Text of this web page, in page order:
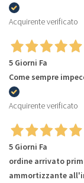
Acquirente verificato
5 Giorni Fa
Come sempre
Acquirente verificato
5 Giorni Fa
ordine arrivato
ammortizzante